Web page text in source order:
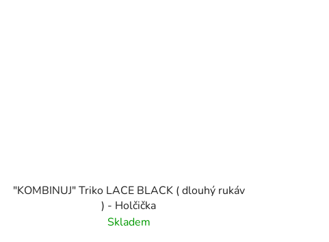
"KOMBINUJ" Triko LACE BLACK ( dlouhý rukáv
) - Holčička
Skladem